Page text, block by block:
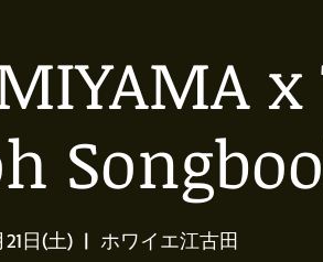
21日(土)
  |
ホワイエ江古田